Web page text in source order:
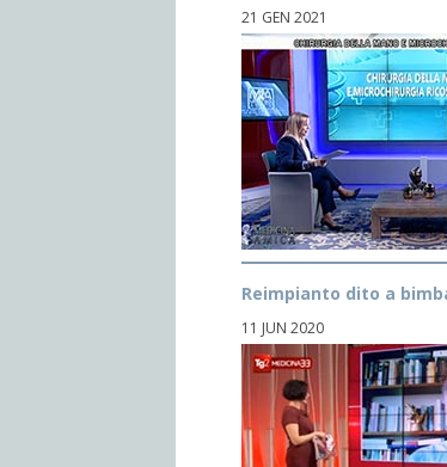
21 GEN 2021
Reimpianto dito a
11 JUN 2020